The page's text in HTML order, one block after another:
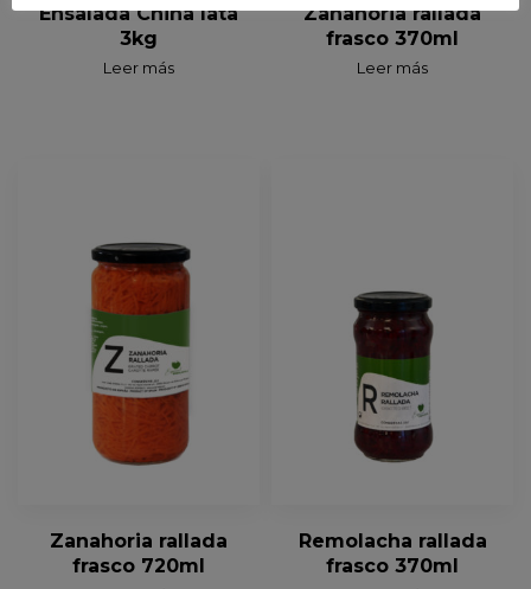
Ensalada China lata
3kg
Leer más
Zanahoria rallada
frasco 370ml
Leer más
Zanahoria rallada
frasco 720ml
Remolacha rallada
frasco 370ml